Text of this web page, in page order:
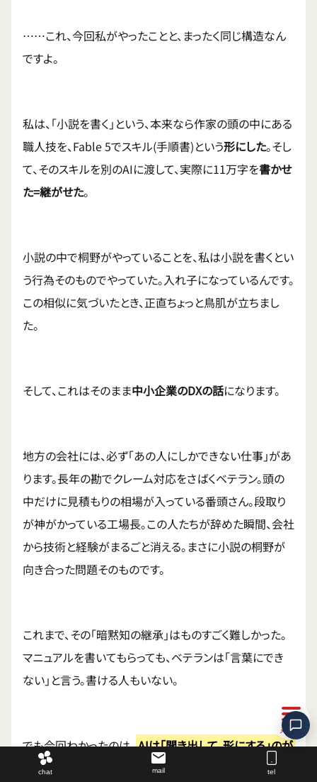
……これ、今回私がやったことと、まったく同じ構造なん
ですよ。
私は、「小説を書く」という、本来なら作家の頭の中にある
職人技を、Fable 5でスキル(手順書)という形にした。そし
て、そのスキルを別のAIに渡して、実際に11万字を書かせ
た=継がせた。
小説の中で桐野がやっていることを、私は小説を書くとい
う行為そのものでやっていた。入れ子になっているんです。
この相似に気づいたとき、正直ちょっと鳥肌が立ちまし
た。
そして、これはそのまま中小企業のDXの話になります。
地方の会社には、必ず「あの人にしかできない仕事」があ
ります。長年の勘でクレーム対応をさばくベテラン。頭の
中だけに見積もりの相場が入っている番頭さん。段取り
が神がかっている工場長。この人たちが辞めた瞬間、会社
から技術と経験がまるごと消える。まさに小説の桐野が
向き合った問題そのものです。
これまで、その「暗黙知の継承」はものすごく難しかった。
マニュアルを書いてもらっても、ベテランは「言葉にでき
ない」と言う。書ける人もいない。
でも今回わかったのは、AIは「聞き出して、形にする」のが
得意だということです。今回のスキルが、私に質問を投げ
chat mail tel